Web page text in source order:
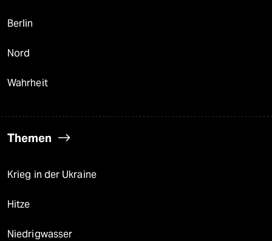
Berlin
Nord
Wahrheit
Themen
Krieg in der Ukraine
Hitze
Niedrigwasser